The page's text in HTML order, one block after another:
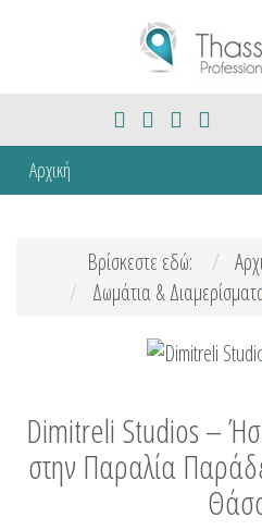
Αρχική
Βρίσκεστε εδώ:
Δωμάτια &
Dimitreli Studios –
στην Παραλία